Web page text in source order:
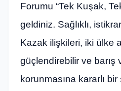
Forumu “Tek Kuşak,
geldiniz. Sağlıklı,
Kazak ilişkileri, iki ülke
güçlendirebilir ve barış
korunmasına kararlı